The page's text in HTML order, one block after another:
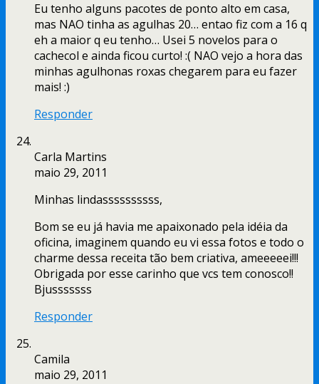
Eu tenho alguns pacotes de ponto alto em casa,
mas NAO tinha as agulhas 20… entao fiz com a 16 q
eh a maior q eu tenho… Usei 5 novelos para o
cachecol e ainda ficou curto! :( NAO vejo a hora das
minhas agulhonas roxas chegarem para eu fazer
mais! :)
Responder
Carla Martins
maio 29, 2011
Minhas lindassssssssss,
Bom se eu já havia me apaixonado pela idéia da
oficina, imaginem quando eu vi essa fotos e todo o
charme dessa receita tão bem criativa, ameeeeei!!!
Obrigada por esse carinho que vcs tem conosco!!
Bjusssssss
Responder
Camila
maio 29, 2011